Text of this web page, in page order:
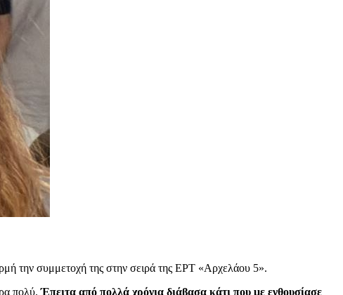
την συμμετοχή της στην σειρά της ΕΡΤ «Αρχελάου 5».
πολύ.Έπειτα από πολλά χρόνια διάβασα κάτι που με ενθουσίασε